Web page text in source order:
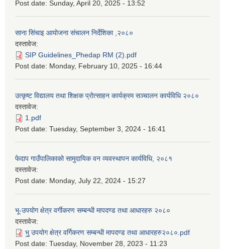
Post date: Sunday, April 20, 2025 - 13:52
साना सिंचाइ आयोजना संचालन निर्देशिका ,२०८०
दस्तावेज:
SIP Guidelines_Phedap RM (2).pdf
Post date: Monday, February 10, 2025 - 16:44
उत्कृष्ट विद्यालय तथा शिक्षक प्रोत्साहन कार्यक्रम सञ्चालन कार्यविधि २०८०
दस्तावेज:
1.pdf
Post date: Tuesday, September 3, 2024 - 16:41
फेदाप गाउँपालिकाको सामुदायिक वन व्यवस्थापन कार्यविधि, २०८१
दस्तावेज:
Post date: Monday, July 22, 2024 - 15:27
भू-उपयोग क्षेत्र वर्गीकरण सम्बन्धी मापदण्ड तथा आधारहरु २०८०
दस्तावेज:
भु॒ उपयोग क्षेत्र वर्गिकरण सम्बन्धी मापदण्ड तथा आधारहरु२०८०.pdf
Post date: Tuesday, November 28, 2023 - 11:23